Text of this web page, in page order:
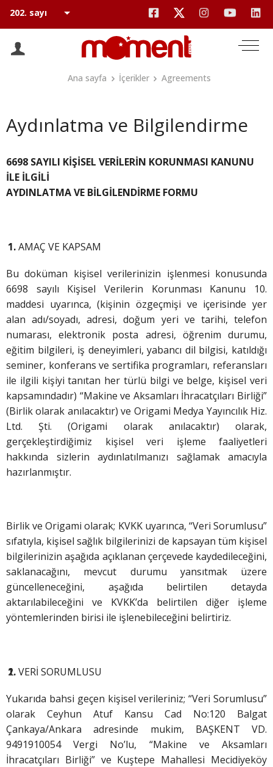
Ana sayfa İçerikler Agreements
Aydınlatma ve Bilgilendirme
6698 SAYILI KİŞİSEL VERİLERİN KORUNMASI KANUNU
İLE İLGİLİ
AYDINLATMA VE BİLGİLENDİRME FORMU
AMAÇ VE KAPSAM
Bu doküman kişisel verilerinizin işlenmesi konusunda
6698 sayılı Kişisel Verilerin Korunması Kanunu 10.
maddesi uyarınca, (kişinin özgeçmişi ve içerisinde yer
alan adı/soyadı, adresi, doğum yeri ve tarihi, telefon
numarası, elektronik posta adresi, öğrenim durumu,
eğitim bilgileri, iş deneyimleri, yabancı dil bilgisi, katıldığı
seminer, konferans ve sertifika programları, referansları
ile ilgili kişiyi tanıtan her türlü bilgi ve belge, kişisel veri
kapsamındadır) “Makine ve Aksamları İhracatçıları Birliği”
(Birlik olarak anılacaktır) ve Origami Medya Yayıncılık Hiz.
Ltd. Şti. (Origami olarak anılacaktır) olarak,
gerçekleştirdiğimiz kişisel veri işleme faaliyetleri
hakkında sizlerin aydınlatılmanızı sağlamak amacıyla
hazırlanmıştır.
Birlik ve Origami olarak; KVKK uyarınca, “Veri Sorumlusu”
sıfatıyla, kişisel sağlık bilgilerinizi de kapsayan tüm kişisel
bilgilerinizin aşağıda açıklanan çerçevede kaydedileceğini,
saklanacağını, mevcut durumu yansıtmak üzere
güncelleneceğini, aşağıda belirtilen detayda
aktarılabileceğini ve KVKK’da belirtilen diğer işleme
yöntemlerinden birisi ile işlenebileceğini belirtiriz.
VERİ SORUMLUSU
Yukarıda bahsi geçen kişisel verileriniz; “Veri Sorumlusu”
olarak Ceyhun Atuf Kansu Cad No:120 Balgat
Çankaya/Ankara adresinde mukim, BAŞKENT VD.
9491910054 Vergi No’lu, “Makine ve Aksamları
İhracatçıları Birliği” ve Kuştepe Mahallesi Mecidiyeköy